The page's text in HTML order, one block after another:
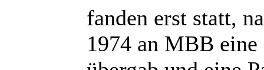
fanden erst statt,
1974 an MBB